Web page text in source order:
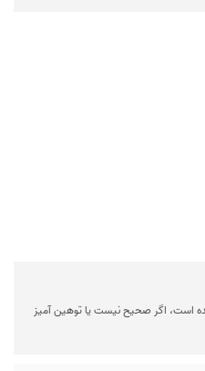
است، اگر صحیح نیست یا توهین آمیز